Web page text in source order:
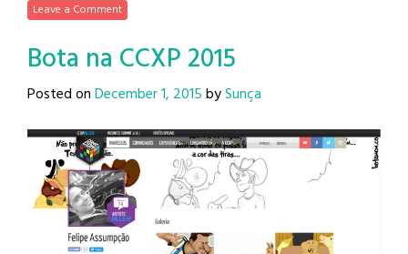
Leave a Comment
Bota na CCXP 2015
Posted onDecember 1, 2015bySunça